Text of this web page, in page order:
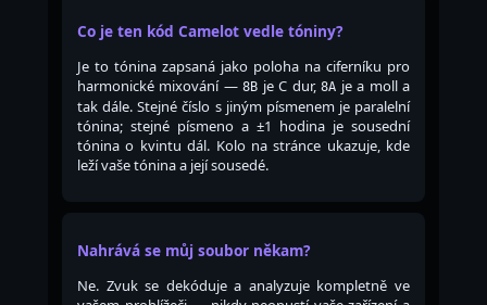
Co je ten kód Camelot vedle tóniny?
Je to tónina zapsaná jako poloha na ciferníku pro
harmonické mixování —8B je C dur,8A je a moll a
tak dále. Stejné číslo s jiným písmenem je paralelní
tónina; stejné písmeno a ±1 hodina je sousední
tónina o kvintu dál. Kolo na stránce ukazuje, kde
leží vaše tónina a její sousedé.
Nahrává se můj soubor někam?
Ne. Zvuk se dekóduje a analyzuje kompletně ve